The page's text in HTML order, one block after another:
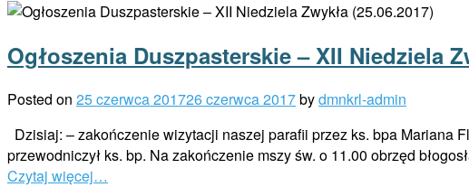
Ogłoszenia Duszpasterskie – XII Niedziela
Posted on 25 czerwca 201726 czerwca 2017bydmnkrl-admin
Dzisiaj: – zakończenie wizytacji naszej parafii przez ks. bpa Mariana
przewodniczył ks. bp. Na zakończenie mszy św. o 11.00 obrzęd
Czytaj więcej…